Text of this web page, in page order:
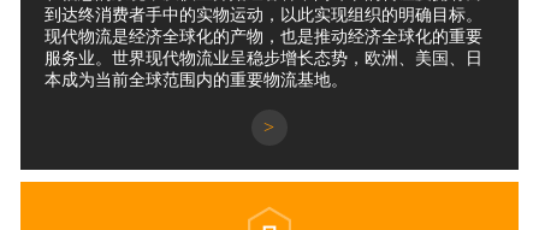
到达终消费者手中的实物运动，以此实现组织的明确目标。
现代物流是经济全球化的产物，也是推动经济全球化的重要
服务业。世界现代物流业呈稳步增长态势，欧洲、美国、日
本成为当前全球范围内的重要物流基地。
>